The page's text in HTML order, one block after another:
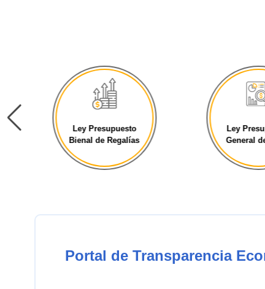
Ley Presupuesto
Bienal de Regalías
Ley
General
Portal de Transparencia